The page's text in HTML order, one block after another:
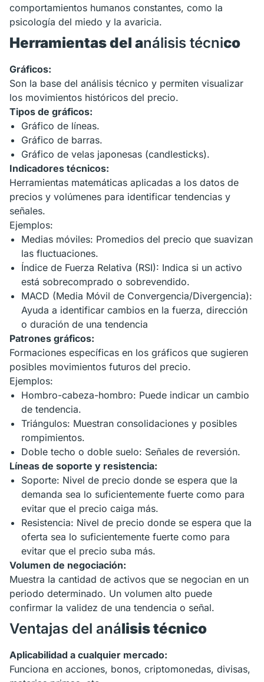
comportamientos humanos constantes, como la
psicología del miedo y la avaricia.
Herramientas del análisis técnico
Gráficos:
Son la base del análisis técnico y permiten visualizar
los movimientos históricos del precio.
Tipos de gráficos:
Gráfico de líneas.
Gráfico de barras.
Gráfico de velas japonesas (candlesticks).
Indicadores técnicos:
Herramientas matemáticas aplicadas a los datos de
precios y volúmenes para identificar tendencias y
señales.
Ejemplos:
Medias móviles: Promedios del precio que suavizan
las fluctuaciones.
Índice de Fuerza Relativa (RSI): Indica si un activo
está sobrecomprado o sobrevendido.
MACD (Media Móvil de Convergencia/Divergencia):
Ayuda a identificar cambios en la fuerza, dirección
o duración de una tendencia
Patrones gráficos:
Formaciones específicas en los gráficos que sugieren
posibles movimientos futuros del precio.
Ejemplos:
Hombro-cabeza-hombro: Puede indicar un cambio
de tendencia.
Triángulos: Muestran consolidaciones y posibles
rompimientos.
Doble techo o doble suelo: Señales de reversión.
Líneas de soporte y resistencia:
Soporte: Nivel de precio donde se espera que la
demanda sea lo suficientemente fuerte como para
evitar que el precio caiga más.
Resistencia: Nivel de precio donde se espera que la
oferta sea lo suficientemente fuerte como para
evitar que el precio suba más.
Volumen de negociación:
Muestra la cantidad de activos que se negocian en un
periodo determinado. Un volumen alto puede
confirmar la validez de una tendencia o señal.
Ventajas del análisis técnico
Aplicabilidad a cualquier mercado:
Funciona en acciones, bonos, criptomonedas, divisas,